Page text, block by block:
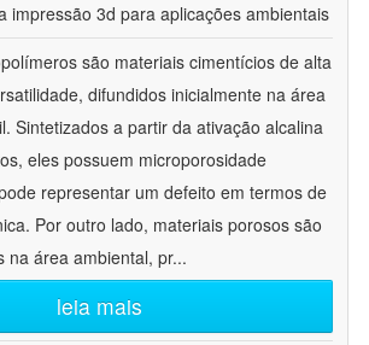
impressão 3d para aplicações ambientais
são materiais cimentícios de alta
difundidos inicialmente na área
Sintetizados a partir da ativação alcalina
eles possuem microporosidade
representar um defeito em termos de
Por outro lado, materiais porosos são
na área ambiental, pr...
leia mais